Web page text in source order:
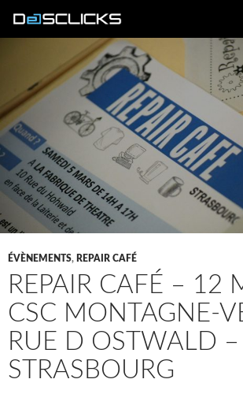
ÉVÈNEMENTS, REPAIR CAFÉ
REPAIR CAFÉ – 12
CSC MONTAGNE-
RUE D OSTWALD –
STRASBOURG